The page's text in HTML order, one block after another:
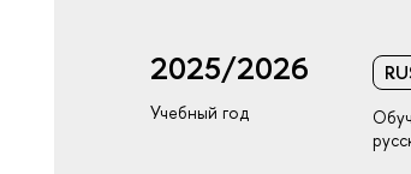
2025/2026
Учебный год